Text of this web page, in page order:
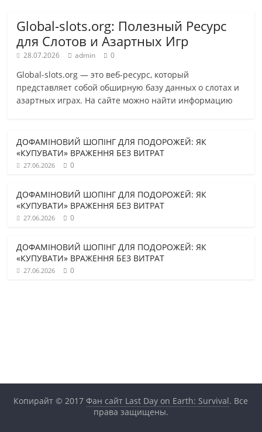
Global-slots.org: Полезный Ресурс
для Слотов и Азартных Игр
28.07.2026 admin 0
Global-slots.org — это веб-ресурс, который
представляет собой обширную базу данных о слотах и
азартных играх. На сайте можно найти информацию
ДОФАМІНОВИЙ ШОПІНГ ДЛЯ ПОДОРОЖЕЙ: ЯК
«КУПУВАТИ» ВРАЖЕННЯ БЕЗ ВИТРАТ
27.06.2026 0
ДОФАМІНОВИЙ ШОПІНГ ДЛЯ ПОДОРОЖЕЙ: ЯК
«КУПУВАТИ» ВРАЖЕННЯ БЕЗ ВИТРАТ
27.06.2026 0
ДОФАМІНОВИЙ ШОПІНГ ДЛЯ ПОДОРОЖЕЙ: ЯК
«КУПУВАТИ» ВРАЖЕННЯ БЕЗ ВИТРАТ
27.06.2026 0
Копирайт © 2017Фан сайт Last Day on Earth: Survival. Все
права защищены.